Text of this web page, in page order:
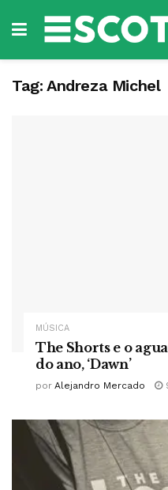
Tag: Andreza Michel
MÚSICA
The Shorts e o
do ano, ‘Dawn’
por Alejandro Mercado